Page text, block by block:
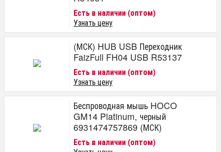
Есть в наличии (оптом)
Узнать цену
(МСК) HUB USB Переходник
FaizFull FH04 USB R53137
Есть в наличии (оптом)
Узнать цену
Беспроводная мышь HOCO
GM14 Platinum, черный
6931474757869 (МСК)
Есть в наличии (оптом)